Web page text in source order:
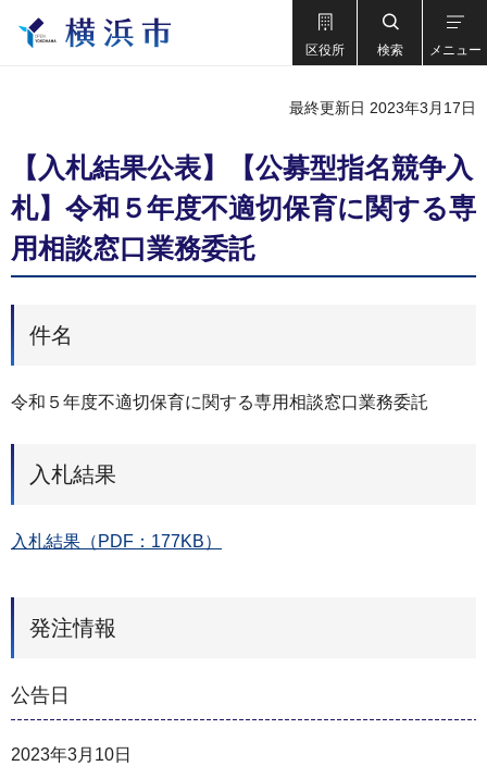
区役所 検索 メニュー
最終更新日 2023年3月17日
【入札結果公表】【公募型指名競争入
札】令和５年度不適切保育に関する専
用相談窓口業務委託
件名
令和５年度不適切保育に関する専用相談窓口業務委託
入札結果
入札結果（PDF：177KB）
発注情報
公告日
2023年3月10日